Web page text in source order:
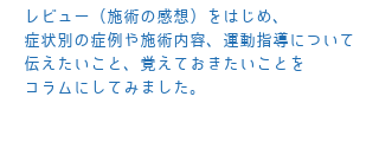
レビュー（施術の感想）をはじめ、
症状別の症例や施術内容、運動指導について
伝えたいこと、覚えておきたいことを
コラムにしてみました。